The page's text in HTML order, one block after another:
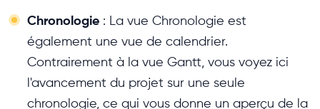
Chronologie : La vue Chronologie est
également une vue de calendrier.
Contrairement à la vue Gantt, vous voyez ici
l'avancement du projet sur une seule
chronologie, ce qui vous donne un aperçu de la